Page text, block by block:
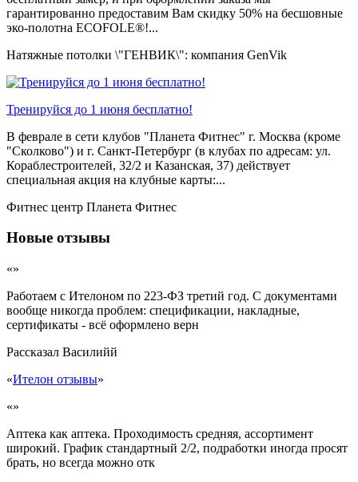
гарантированно предоставим Вам скидку 50% на бесшовные
эко-полотна ECOFOLE®!...
Натяжные потолки \"ГЕНВИК\": компания GenVik
Тренируйся до 1 июня бесплатно!
В феврале в сети клубов "Планета Фитнес" г. Москва (кроме
"Сколково") и г. Санкт-Петербург (в клубах по адресам: ул.
Кораблестроителей, 32/2 и Казанская, 37) действует
специальная акция на клубные карты:...
Фитнес центр Планета Фитнес
Новые отзывы
«»
Работаем с Ителоном по 223-ФЗ третий год. С документами
вообще никогда проблем: спецификации, накладные,
сертификаты - всё оформлено верн
Рассказал Василийй
«Ителон отзывы»
«»
Аптека как аптека. Проходимость средняя, ассортимент
широкий. График стандартный 2/2, подработки иногда просят
брать, но всегда можно отк